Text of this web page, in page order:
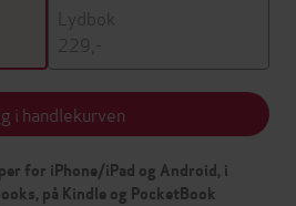
Lydbok
229,-
i handlekurven
for iPhone/iPad og Android, i
på Kindle og PocketBook